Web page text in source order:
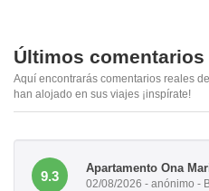
Últimos
Aquí encontrarás comentarios reales
han alojado en sus viajes ¡inspírate!
9.3
Apartamento Ona
02/08/2026 - anónimo -